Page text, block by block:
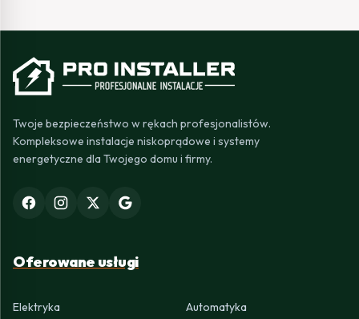
Twoje bezpieczeństwo w rękach profesjonalistów.
Kompleksowe instalacje niskoprądowe i systemy
energetyczne dla Twojego domu i firmy.
Oferowane usługi
Elektryka Automatyka